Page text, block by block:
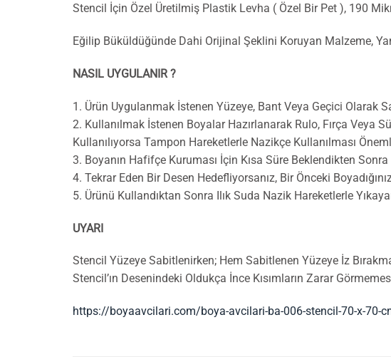
Stencil İçin Özel Üretilmiş Plastik Levha ( Özel Bir Pet ), 190
Eğilip Büküldüğünde Dahi Orijinal Şeklini Koruyan Malzeme,
NASIL UYGULANIR ?
1. Ürün Uygulanmak İstenen Yüzeye, Bant Veya Geçici Olarak
2. Kullanılmak İstenen Boyalar Hazırlanarak Rulo, Fırça Veya
Kullanılıyorsa Tampon Hareketlerle Nazikçe Kullanılması
3. Boyanın Hafifçe Kuruması İçin Kısa Süre Beklendikten Sonra
4. Tekrar Eden Bir Desen Hedefliyorsanız, Bir Önceki
5. Ürünü Kullandıktan Sonra Ilık Suda Nazik Hareketlerle
UYARI
Stencil Yüzeye Sabitlenirken; Hem Sabitlenen Yüzeye İz
Stencil’ın Desenindeki Oldukça İnce Kısımların Zarar
https://boyaavcilari.com/boya-avcilari-ba-006-stencil-70-x-70-